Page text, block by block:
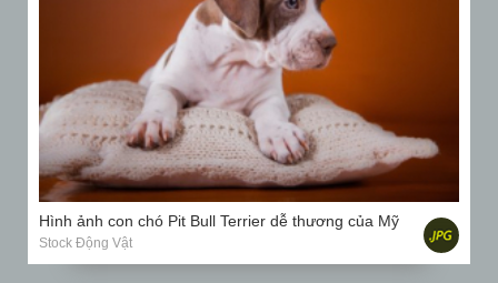
Hình ảnh con chó Pit Bull Terrier dễ thương của Mỹ
Stock Động Vật